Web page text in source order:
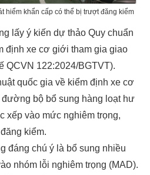
hiểm khẩn cấp có thể bị trượt đăng kiểm
lấy ý kiến dự thảo Quy chuẩn
định xe cơ giới tham gia giao
QCVN 122:2024/BGTVT).
quốc gia về kiểm định xe cơ
bộ bổ sung hàng loạt hư
xếp vào mức nghiêm trọng,
kiểm.
đáng chú ý là bổ sung nhiều
nhóm lỗi nghiêm trọng (MAD).